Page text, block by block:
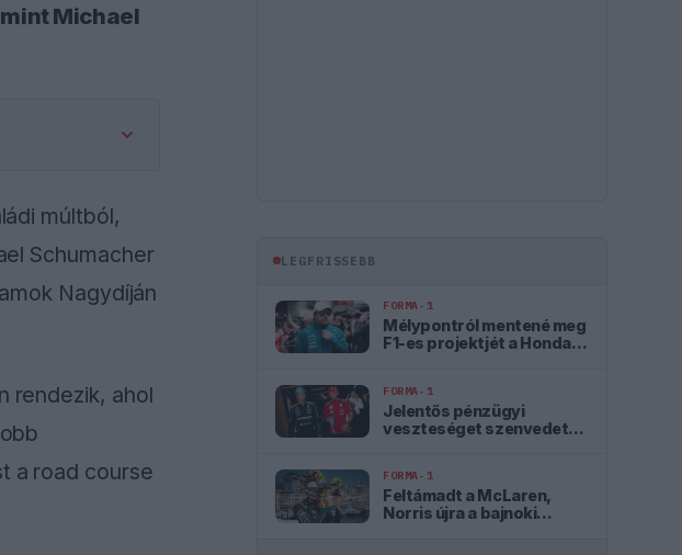
Michael
múltból,
Schumacher
Nagydíján
rendezik, ahol
a road course
LEGFRISSEBB
FORMA-1
Mélypontról mentené meg
F1-es projektjét a Honda a
FORMA-1
Jelentős pénzügyi
veszteséget szenvedett
FORMA-1
Feltámadt a McLaren,
Norris újra a bajnoki